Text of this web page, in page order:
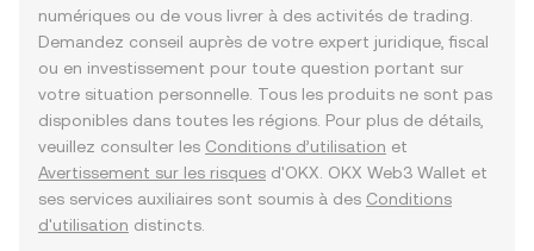
numériques ou de vous livrer à des activités de trading.
Demandez conseil auprès de votre expert juridique, fiscal
ou en investissement pour toute question portant sur
votre situation personnelle. Tous les produits ne sont pas
disponibles dans toutes les régions. Pour plus de détails,
veuillez consulter les Conditions d’utilisation et
Avertissement sur les risques d'OKX. OKX Web3 Wallet et
ses services auxiliaires sont soumis à des Conditions
d'utilisation distincts.